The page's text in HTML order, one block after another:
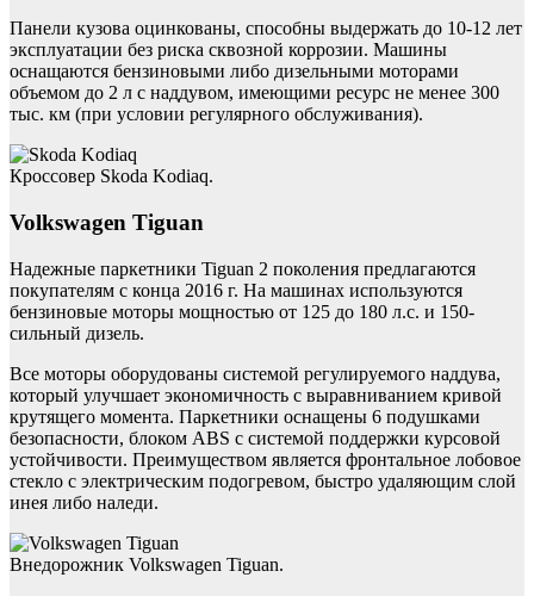
Панели кузова оцинкованы, способны выдержать до 10-12 лет
эксплуатации без риска сквозной коррозии. Машины
оснащаются бензиновыми либо дизельными моторами
объемом до 2 л с наддувом, имеющими ресурс не менее 300
тыс. км (при условии регулярного обслуживания).
Кроссовер Skoda Kodiaq.
Volkswagen Tiguan
Надежные паркетники Tiguan 2 поколения предлагаются
покупателям с конца 2016 г. На машинах используются
бензиновые моторы мощностью от 125 до 180 л.с. и 150-
сильный дизель.
Все моторы оборудованы системой регулируемого наддува,
который улучшает экономичность с выравниванием кривой
крутящего момента. Паркетники оснащены 6 подушками
безопасности, блоком ABS с системой поддержки курсовой
устойчивости. Преимуществом является фронтальное лобовое
стекло с электрическим подогревом, быстро удаляющим слой
инея либо наледи.
Внедорожник Volkswagen Tiguan.